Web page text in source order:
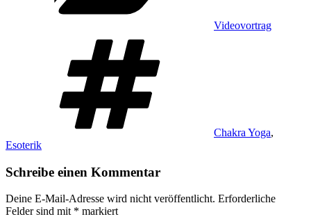
Videovortrag
Chakra Yoga,
Esoterik
Schreibe einen Kommentar
Deine E-Mail-Adresse wird nicht veröffentlicht. Erforderliche
Felder sind mit * markiert